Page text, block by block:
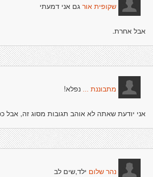
שקופית אור גם אני דמעתי
אבל אחרת.
מתבוננת ... נפלא!
אני יודעת שאתה לא אוהב תגובות מסוג זה,
נהר שלום ילד,שים לב